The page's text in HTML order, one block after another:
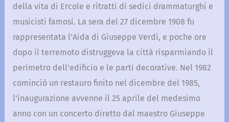
della vita di Ercole e ritratti di sedici drammaturghi e
musicisti famosi. La sera del 27 dicembre 1908 fu
rappresentata l’Aida di Giuseppe Verdi, e poche ore
dopo il terremoto distruggeva la città risparmiando il
perimetro dell’edificio e le parti decorative. Nel 1982
cominciò un restauro finito nel dicembre del 1985,
l’inaugurazione avvenne il 25 aprile del medesimo
anno con un concerto diretto dal maestro Giuseppe